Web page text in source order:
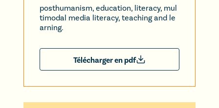
posthumanism, education, literacy, mul
timodal media literacy, teaching and le
arning.
Télécharger en pdf